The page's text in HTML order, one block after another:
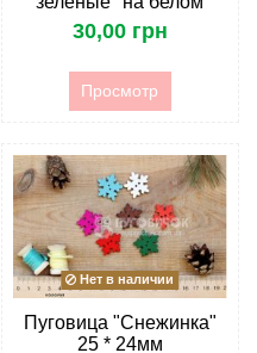
30,00 грн
Просмотр
Нет в наличии
Пуговица "Снежинка"
25 * 24мм